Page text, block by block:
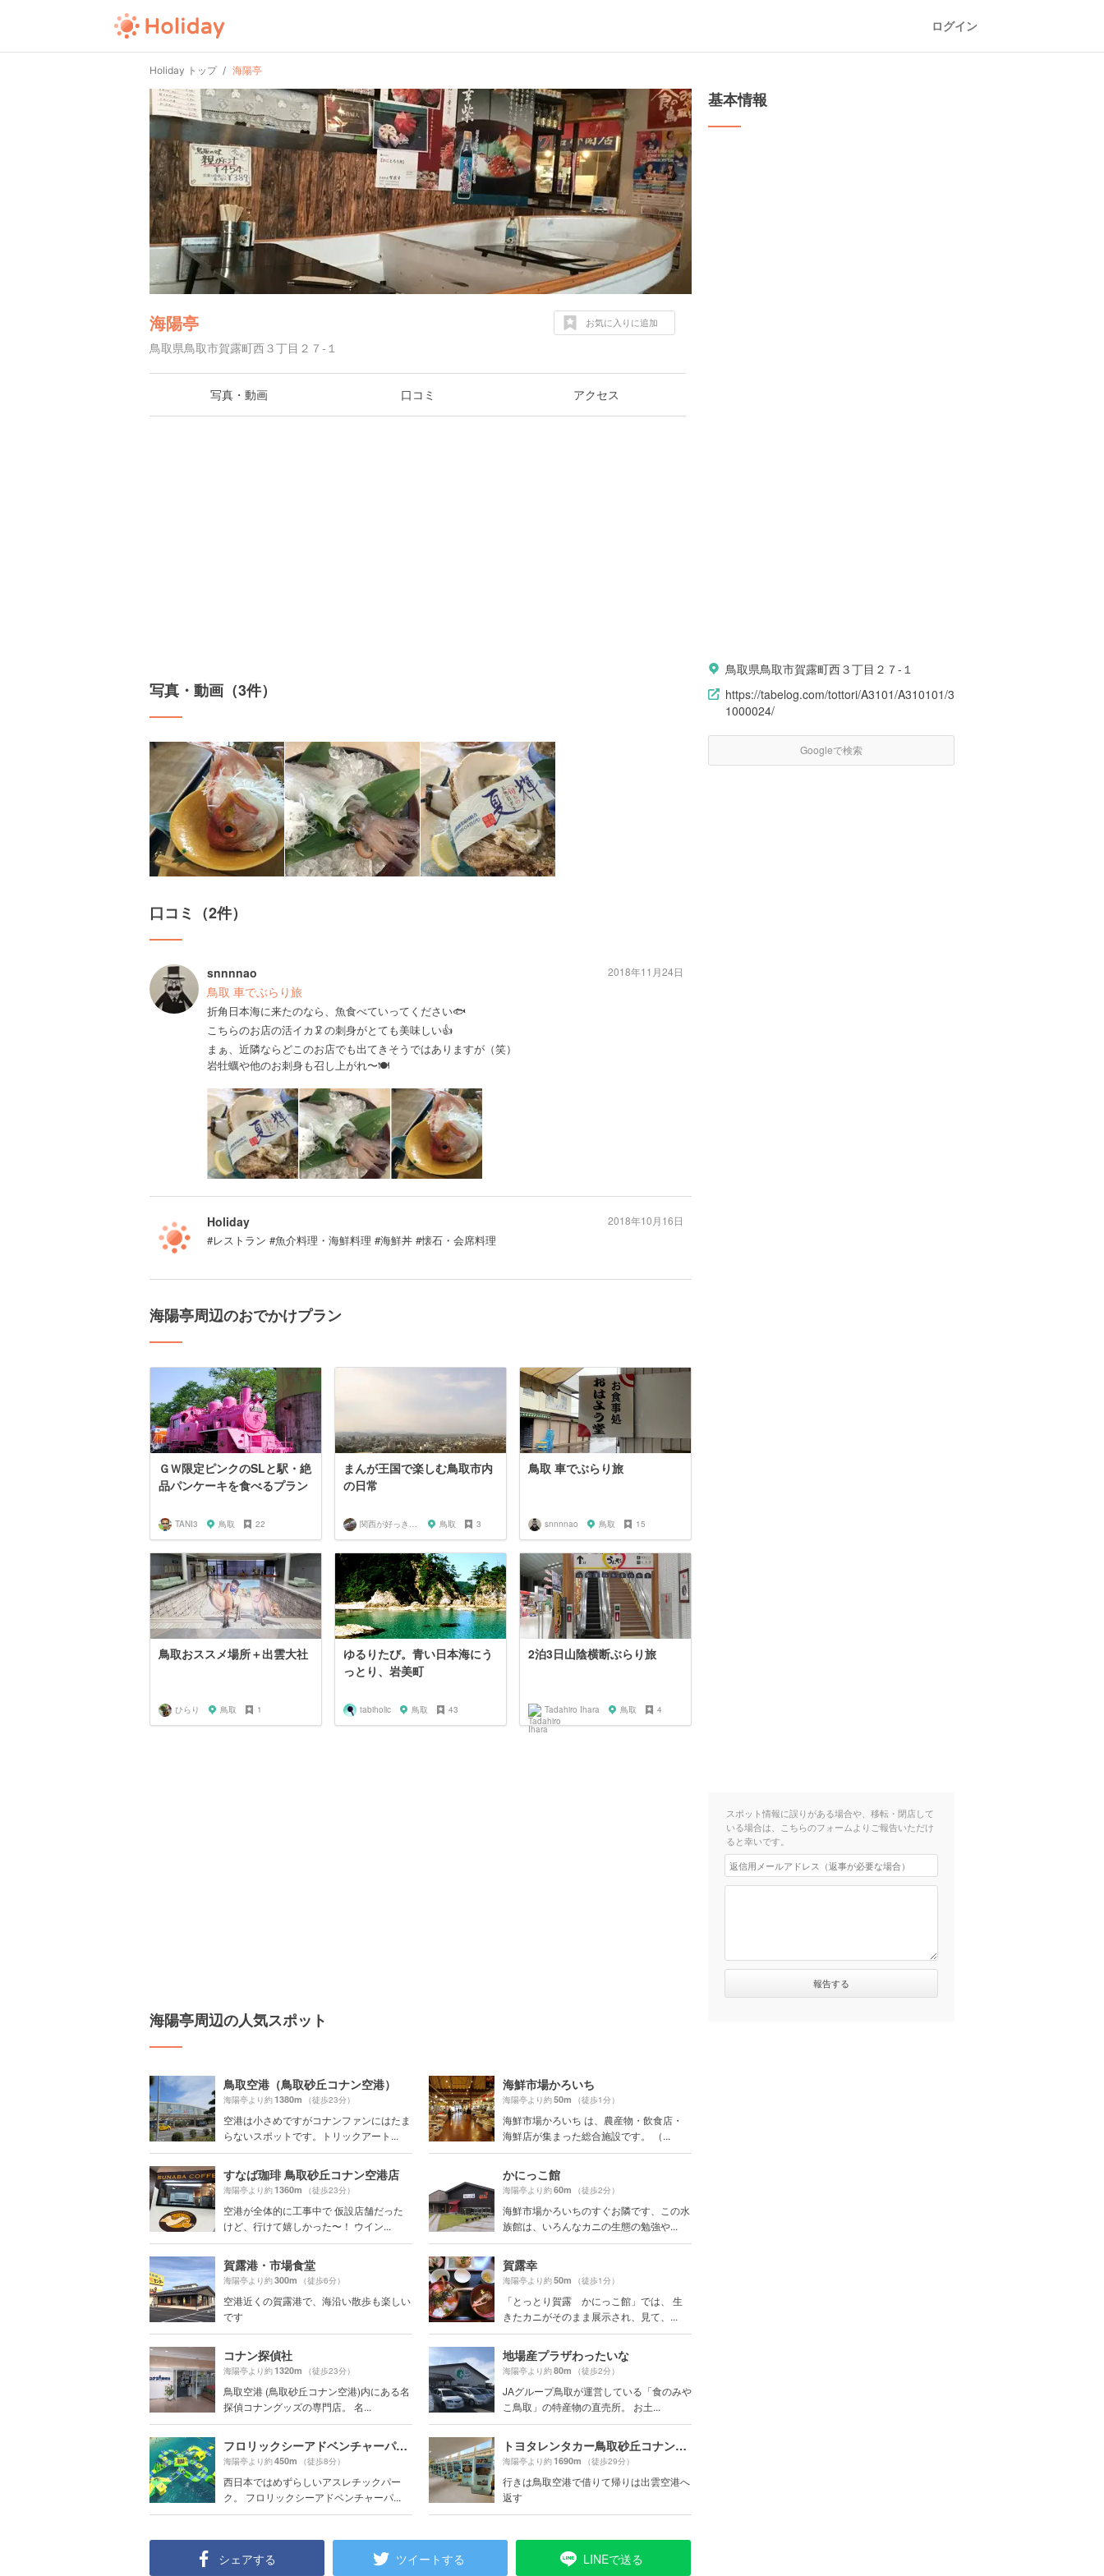
ログイン
Holiday トップ 海陽亭
海陽亭
鳥取県鳥取市賀露町西３丁目２７-１
お気に入りに追加
写真・動画 口コミ アクセス
写真・動画（3件）
口コミ（2件）
snnnnao
鳥取 車でぶらり旅
折角日本海に来たのなら、魚食べていってください🐟
こちらのお店の活イカ🦑の刺身がとても美味しい👍
まぁ、近隣ならどこのお店でも出てきそうではありますが（笑）
岩牡蠣や他のお刺身も召し上がれ〜🍽
2018年11月24日
Holiday
#レストラン #魚介料理・海鮮料理 #海鮮丼 #懐石・会席料理
2018年10月16日
海陽亭周辺のおでかけプラン
ＧＷ限定ピンクのSLと駅・絶
品パンケーキを食べるプラン
TANI3 鳥取 22
まんが王国で楽しむ鳥取市内
の日常
関西が好っきゃねん 鳥取 3
鳥取 車でぶらり旅
snnnnao 鳥取 15
鳥取おススメ場所＋出雲大社
ひらり 鳥取 1
ゆるりたび。青い日本海にう
っとり、岩美町
tabiholic 鳥取 43
2泊3日山陰横断ぶらり旅
Tadahiro Ihara 鳥取 4
海陽亭周辺の人気スポット
鳥取空港（鳥取砂丘コナン空港）
海陽亭より約1380m （徒歩23分）
空港は小さめですがコナンファンにはたま
らないスポットです。トリックアート...
海鮮市場かろいち
海陽亭より約50m （徒歩1分）
海鮮市場かろいち は、農産物・飲食店・
海鮮店が集まった総合施設です。 （...
すなば珈琲 鳥取砂丘コナン空港店
海陽亭より約1360m （徒歩23分）
空港が全体的に工事中で 仮設店舗だった
けど、行けて嬉しかった〜！ ウイン...
かにっこ館
海陽亭より約60m （徒歩2分）
海鮮市場かろいちのすぐお隣です、この水
族館は、いろんなカニの生態の勉強や...
賀露港・市場食堂
海陽亭より約300m （徒歩6分）
空港近くの賀露港で、海沿い散歩も楽しい
です
賀露幸
海陽亭より約50m （徒歩1分）
「とっとり賀露 かにっこ館」では、 生
きたカニがそのまま展示され、見て、...
コナン探偵社
海陽亭より約1320m （徒歩23分）
鳥取空港 (鳥取砂丘コナン空港)内にある名
探偵コナングッズの専門店。 名...
地場産プラザわったいな
海陽亭より約80m （徒歩2分）
JAグループ鳥取が運営している「食のみや
こ鳥取」の特産物の直売所。 お土...
フロリックシーアドベンチャーパーク浦富
海陽亭より約450m （徒歩8分）
西日本ではめずらしいアスレチックパー
ク。 フロリックシーアドベンチャーパ...
トヨタレンタカー鳥取砂丘コナン空港店
海陽亭より約1690m （徒歩29分）
行きは鳥取空港で借りて帰りは出雲空港へ
返す
シェアする ツイートする LINEで送る
基本情報
鳥取県鳥取市賀露町西３丁目２７-１
https://tabelog.com/tottori/A3101/A310101/3
1000024/
Googleで検索
スポット情報に誤りがある場合や、移転・閉店して
いる場合は、こちらのフォームよりご報告いただけ
ると幸いです。